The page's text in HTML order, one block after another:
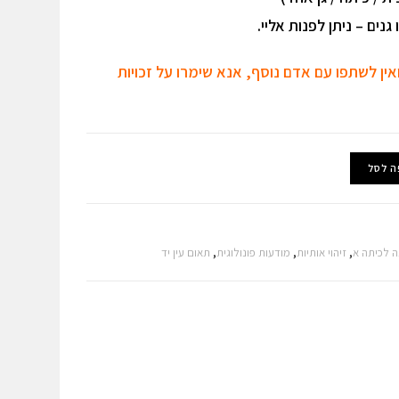
– ניתן לפנות אליי.
ואין לשתפו עם אדם נוסף, אנא שימרו על זכויות
לסל
לכיתה א, זיהוי אותיות, מודעות פונולוגית, תאום עין יד